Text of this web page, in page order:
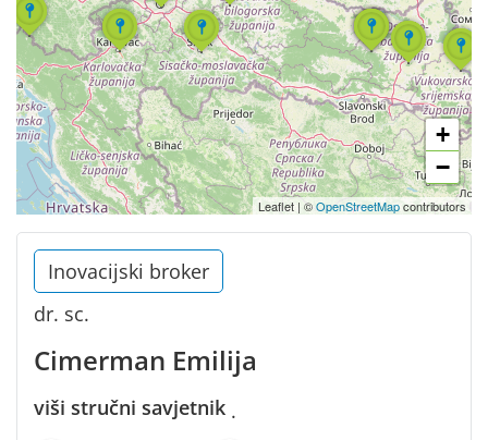
Inovacijski broker
dr. sc.
Cimerman Emilija
viši stručni savjetnik ·
+
−
Leaflet | ©OpenStreetMapcontributors